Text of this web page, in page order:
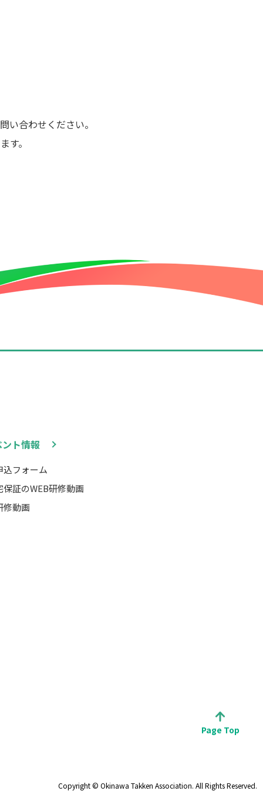
い合わせください。
す。
ト情報
込フォーム
証のWEB研修動画
修動画
Copyright © Okinawa Takken Association. All Rights Reserved.
Page Top